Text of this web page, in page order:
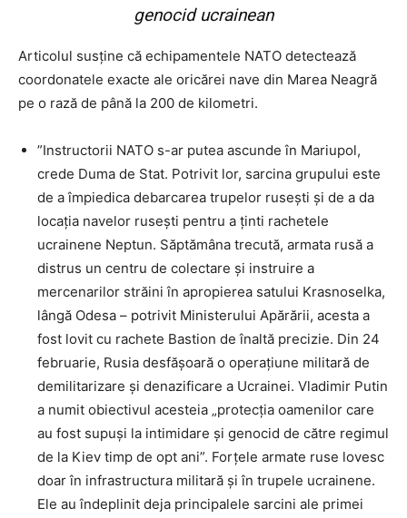
genocid ucrainean
Articolul susține că echipamentele NATO detectează
coordonatele exacte ale oricărei nave din Marea Neagră
pe o rază de până la 200 de kilometri.
”Instructorii NATO s-ar putea ascunde în Mariupol,
crede Duma de Stat. Potrivit lor, sarcina grupului este
de a împiedica debarcarea trupelor rusești și de a da
locația navelor rusești pentru a ținti rachetele
ucrainene Neptun. Săptămâna trecută, armata rusă a
distrus un centru de colectare și instruire a
mercenarilor străini în apropierea satului Krasnoselka,
lângă Odesa – potrivit Ministerului Apărării, acesta a
fost lovit cu rachete Bastion de înaltă precizie. Din 24
februarie, Rusia desfășoară o operațiune militară de
demilitarizare și denazificare a Ucrainei. Vladimir Putin
a numit obiectivul acesteia „protecția oamenilor care
au fost supuși la intimidare și genocid de către regimul
de la Kiev timp de opt ani”. Forțele armate ruse lovesc
doar în infrastructura militară și în trupele ucrainene.
Ele au îndeplinit deja principalele sarcini ale primei